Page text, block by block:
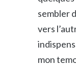
sembler
vers
mon